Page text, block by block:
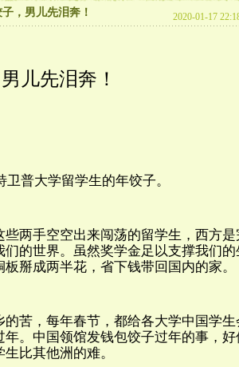
，男儿先泪奔！ 2020-01-17
儿先泪奔！
普大学留学生的年饺子。
两手空空出来闯荡的留学生，西方是
的世界。虽然奖学金足以支撑我们的
掰成两半花，省下钱带回国内的家。
苦，每年春节，都给各大学中国学生
。中国领馆发钱包饺子过年的事，好
比其他洲的难。